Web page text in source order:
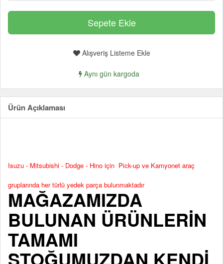
Alışveriş Listeme Ekle
Aynı gün kargoda
Ürün Açıklaması
Isuzu - Mitsubishi - Dodge - Hino için Pick-up ve Kamyonet araç
gruplarında her türlü yedek parça bulunmaktadır
MAĞAZAMIZDA
BULUNAN ÜRÜNLERİN
TAMAMI